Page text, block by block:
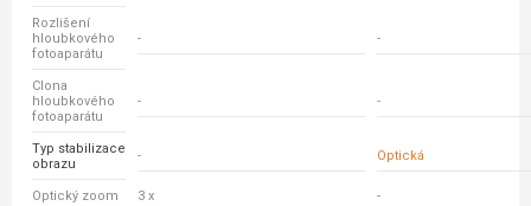
Rozlišení
hloubkového
fotoaparátu
- -
Clona
hloubkového
fotoaparátu
- -
Typ stabilizace
obrazu
- Optická
Optický zoom 3 x -